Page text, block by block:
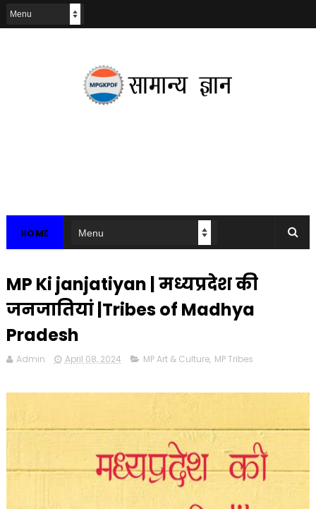
HOME
MP Ki janjatiyan | मध्यप्रदेश की
जनजातियां |Tribes of Madhya
Pradesh
Admin April 08, 2024 MP Art & Culture, MP Tribes